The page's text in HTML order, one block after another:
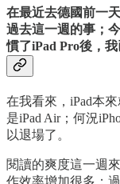
在最近去德國前一
過去這一週的事；
慣了iPad Pro後，我
在我看來，iPad本
是iPad Air；何況
以退場了。
閱讀的爽度這一週